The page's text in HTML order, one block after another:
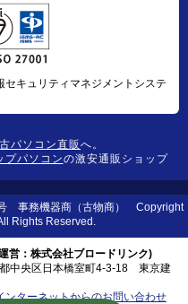
キュリティマネジメントシステ
パソコン直販 へ。
プパソコンの激安通販ショップ
事務機器商（古物商） Copyright
Rights Reserved.
営：株式会社ブロードリンク)
中央区日本橋室町4-3-18 東京建
ンターネットからのお問い合わせ